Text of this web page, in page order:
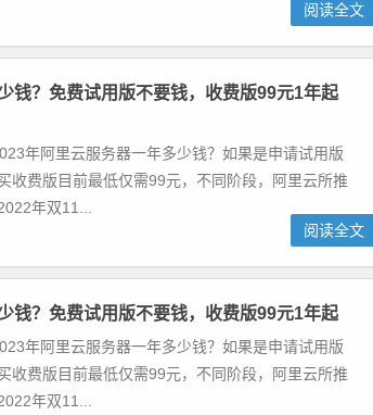
阅读全文
钱？免费试用版不要钱，收费版99元1年起
年阿里云服务器一年多少钱？如果是申请试用版
收费版目前最低仅需99元，不同阶段，阿里云所推
年双11...
阅读全文
钱？免费试用版不要钱，收费版99元1年起
年阿里云服务器一年多少钱？如果是申请试用版
收费版目前最低仅需99元，不同阶段，阿里云所推
年双11...